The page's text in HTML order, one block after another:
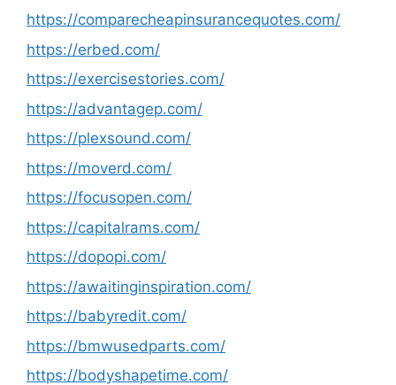
https://comparecheapinsurancequotes.com/
https://erbed.com/
https://exercisestories.com/
https://advantagep.com/
https://plexsound.com/
https://moverd.com/
https://focusopen.com/
https://capitalrams.com/
https://dopopi.com/
https://awaitinginspiration.com/
https://babyredit.com/
https://bmwusedparts.com/
https://bodyshapetime.com/